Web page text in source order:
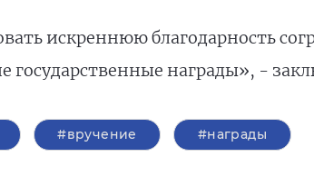
искреннюю благодарность
государственные награды», -
#вручение #награды